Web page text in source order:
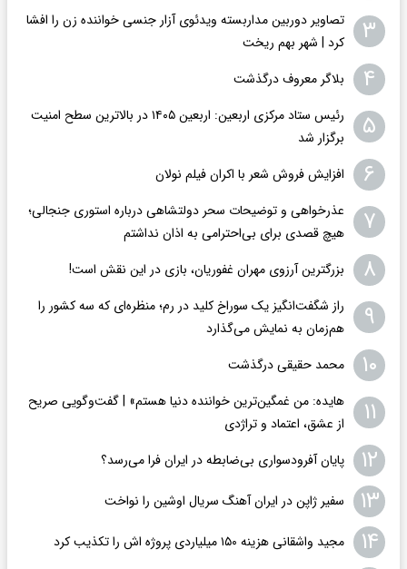
۳
تصاویر دوربین مداربسته ویدئوی آزار جنسی خواننده زن را افشا
کرد | شهر بهم ریخت
۴ بلاگر معروف درگذشت
۵
رئیس ستاد مرکزی اربعین: اربعین ۱۴۰۵ در بالاترین سطح امنیت
برگزار شد
۶ افزایش فروش شعر با اکران فیلم نولان
۷
عذرخواهی و توضیحات سحر دولتشاهی درباره استوری جنجالی؛
هیچ قصدی برای بی‌احترامی به اذان نداشتم
۸ بزرگترین آرزوی مهران غفوریان، بازی در این نقش است!
۹
راز شگفت‌انگیز یک سوراخ کلید در رم؛ منظره‌ای که سه کشور را
هم‌زمان به نمایش می‌گذارد
۱۰ محمد حقیقی درگذشت
۱۱
هایده: من غمگین‌ترین خواننده دنیا هستم» | گفت‌وگویی صریح
از عشق، اعتماد و تراژدی
۱۲ پایان آفرودسواری بی‌ضابطه در ایران فرا می‌رسد؟
۱۳ سفیر ژاپن در ایران آهنگ سریال اوشین را نواخت
۱۴ مجید واشقانی هزینه ۱۵۰ میلیاردی پروژه اش را تکذیب کرد